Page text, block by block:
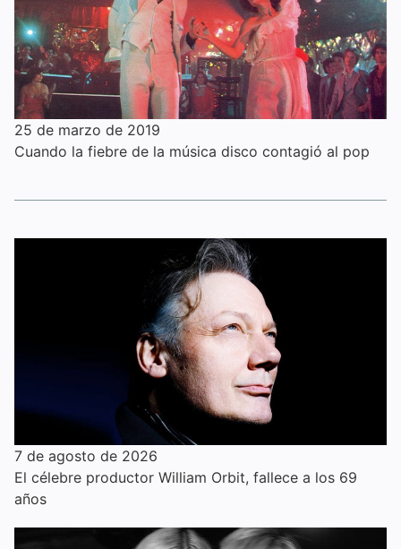
25 de marzo de 2019
Cuando la fiebre de la música disco contagió al pop
7 de agosto de 2026
El célebre productor William Orbit, fallece a los 69
años